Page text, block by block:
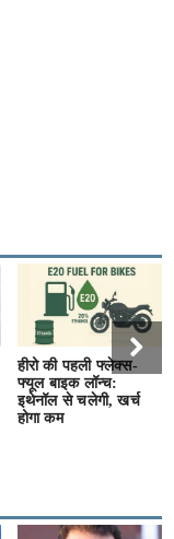
हीरो की पहली फ्लेक्स-
फ्यूल बाइक लॉन्च:
इथेनॉल से चलेगी, खर्च
होगा कम